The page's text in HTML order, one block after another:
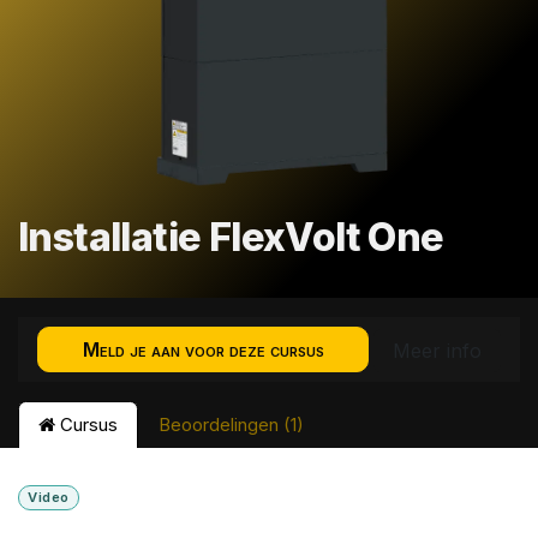
Installatie FlexVolt One
Meld je aan voor deze cursus
Cursus Beoordelingen (1)
Video